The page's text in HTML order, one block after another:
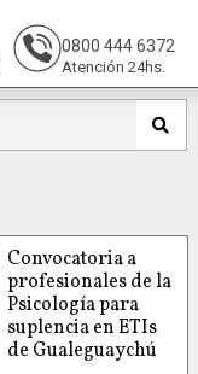
0800 444 6372
Atención 24hs.
Convocatoria a
profesionales de la
Psicología para
suplencia en ETIs
de Gualeguaychú